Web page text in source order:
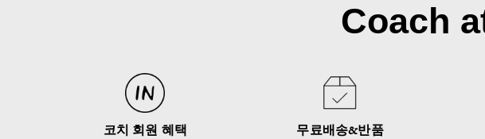
Coach
코치 회원 혜택
무료배송&반품